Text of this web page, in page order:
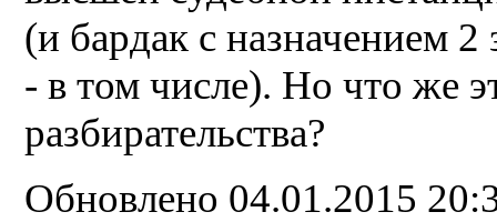
(и бардак с назначением
- в том числе). Но что же
разбирательства?
Обновлено 04.01.2015